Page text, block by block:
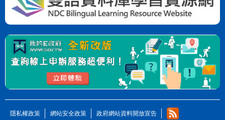
隱私權政策 網站安全政策 政府網站資料開放宣告